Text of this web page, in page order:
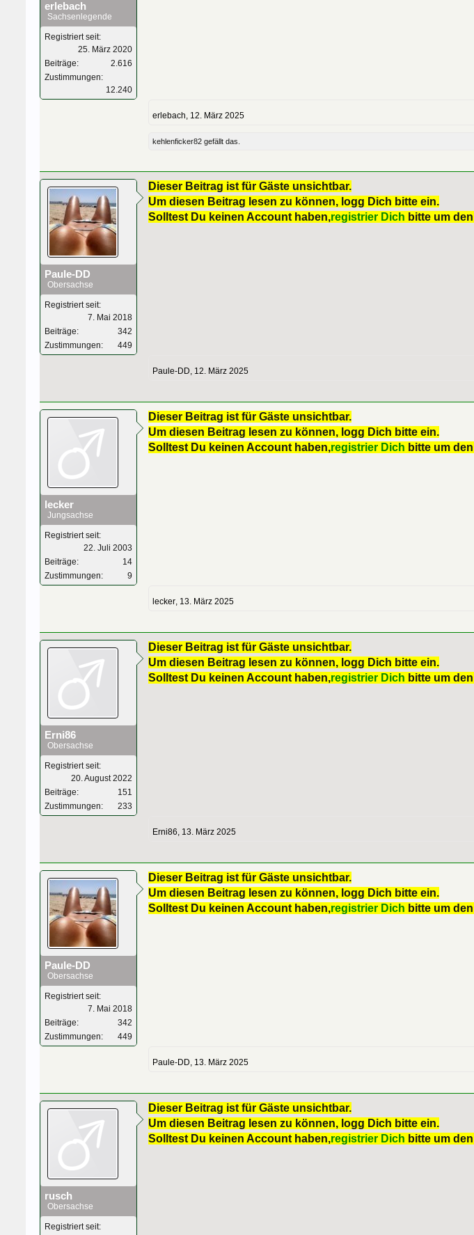
erlebach
Sachsenlegende
Registriert seit:
25. März 2020
Beiträge:
2.616
Zustimmungen:
12.240
erlebach, 12. März 2025
kehlenficker82 gefällt das.
Paule-DD
Obersachse
Registriert seit:
7. Mai 2018
Beiträge:
342
Zustimmungen:
449
Dieser Beitrag ist für Gäste unsichtbar.
Um diesen Beitrag lesen zu können, logg Dich bitte ein.
Solltest Du keinen Account haben,registrier Dich bitte um
Paule-DD, 12. März 2025
lecker
Jungsachse
Registriert seit:
22. Juli 2003
Beiträge:
14
Zustimmungen:
9
Dieser Beitrag ist für Gäste unsichtbar.
Um diesen Beitrag lesen zu können, logg Dich bitte ein.
Solltest Du keinen Account haben,registrier Dich bitte um
lecker, 13. März 2025
Erni86
Obersachse
Registriert seit:
20. August 2022
Beiträge:
151
Zustimmungen:
233
Dieser Beitrag ist für Gäste unsichtbar.
Um diesen Beitrag lesen zu können, logg Dich bitte ein.
Solltest Du keinen Account haben,registrier Dich bitte um
Erni86, 13. März 2025
Paule-DD
Obersachse
Registriert seit:
7. Mai 2018
Beiträge:
342
Zustimmungen:
449
Dieser Beitrag ist für Gäste unsichtbar.
Um diesen Beitrag lesen zu können, logg Dich bitte ein.
Solltest Du keinen Account haben,registrier Dich bitte um
Paule-DD, 13. März 2025
rusch
Obersachse
Registriert seit:
Dieser Beitrag ist für Gäste unsichtbar.
Um diesen Beitrag lesen zu können, logg Dich bitte ein.
Solltest Du keinen Account haben,registrier Dich bitte um